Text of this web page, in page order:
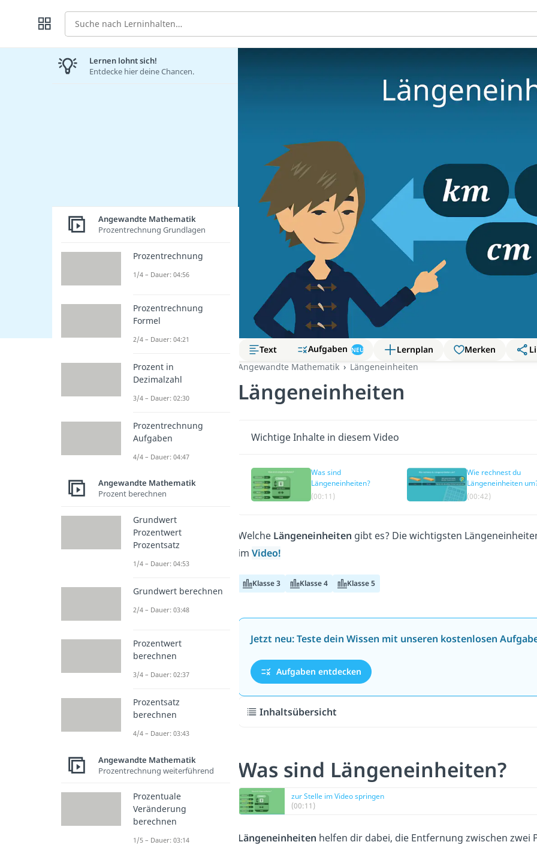
Suche
Text Aufgaben NEU Lernplan Merken
Angewandte Mathematik
Längeneinheiten
Längeneinheiten
Wichtige Inhalte in diesem Video
Was sind
Längeneinheiten?
(00:11)
Wie rechnest du
Längeneinheiten
(00:42)
Welche Längeneinheiten gibt es? Die wichtigsten
im Video!
Klasse 3 Klasse 4 Klasse 5
Jetzt neu: Teste dein Wissen mit unseren kostenlosen
Aufgaben entdecken
Inhaltsübersicht
Was sind Längeneinheiten?
zur Stelle im Video springen
(00:11)
Längeneinheiten helfen dir dabei, die Entfernung zwischen zwei
Lernen lohnt sich!
Entdecke hier deine Chancen.
Angewandte Mathematik
Prozentrechnung Grundlagen
Prozentrechnung
1/4 – Dauer: 04:56
Prozentrechnung
Formel
2/4 – Dauer: 04:21
Prozent in
Dezimalzahl
3/4 – Dauer: 02:30
Prozentrechnung
Aufgaben
4/4 – Dauer: 04:47
Angewandte Mathematik
Prozent berechnen
Grundwert
Prozentwert
Prozentsatz
1/4 – Dauer: 04:53
Grundwert berechnen
2/4 – Dauer: 03:48
Prozentwert
berechnen
3/4 – Dauer: 02:37
Prozentsatz
berechnen
4/4 – Dauer: 03:43
Angewandte Mathematik
Prozentrechnung weiterführend
Prozentuale
Veränderung
berechnen
1/5 – Dauer: 03:14